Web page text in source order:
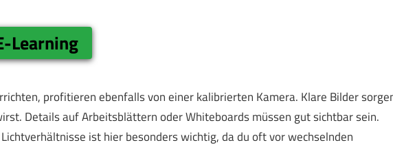
Learning
profitieren ebenfalls von einer kalibrierten Kamera. Klare Bilder
Details auf Arbeitsblättern oder Whiteboards müssen gut sichtbar sein.
ist hier besonders wichtig, da du oft vor wechselnden